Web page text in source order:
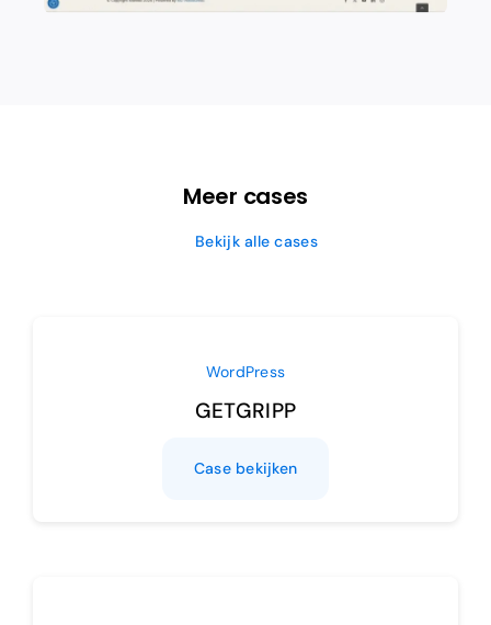
Meer cases
Bekijk alle cases
WordPress
GETGRIPP
Case bekijken